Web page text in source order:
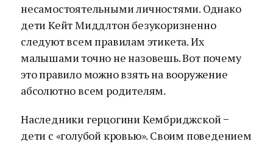
несамостоятельными личностями. Однако
дети Кейт Миддлтон безукоризненно
следуют всем правилам этикета. Их
малышами точно не назовешь. Вот почему
это правило можно взять на вооружение
абсолютно всем родителям.
Наследники герцогини Кембриджской −
дети с «голубой кровью». Своим поведением